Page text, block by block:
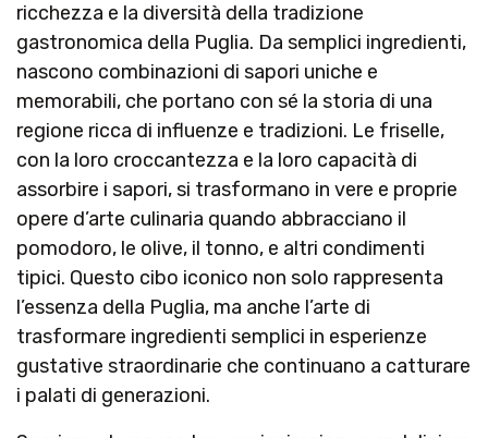
ricchezza e la diversità della tradizione
gastronomica della Puglia. Da semplici ingredienti,
nascono combinazioni di sapori uniche e
memorabili, che portano con sé la storia di una
regione ricca di influenze e tradizioni. Le friselle,
con la loro croccantezza e la loro capacità di
assorbire i sapori, si trasformano in vere e proprie
opere d’arte culinaria quando abbracciano il
pomodoro, le olive, il tonno, e altri condimenti
tipici. Questo cibo iconico non solo rappresenta
l’essenza della Puglia, ma anche l’arte di
trasformare ingredienti semplici in esperienze
gustative straordinarie che continuano a catturare
i palati di generazioni.